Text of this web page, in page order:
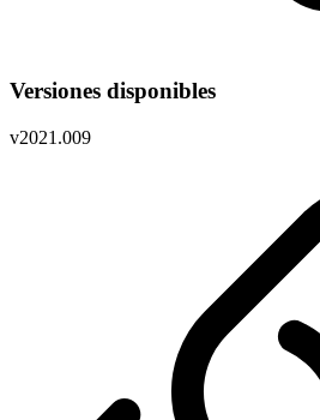
Versiones disponibles
v2021.009